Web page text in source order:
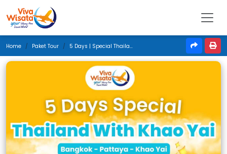
Home Paket Tour 5 Days | Special Thailand With Khao Yai | Desember 2025 | Jakarta